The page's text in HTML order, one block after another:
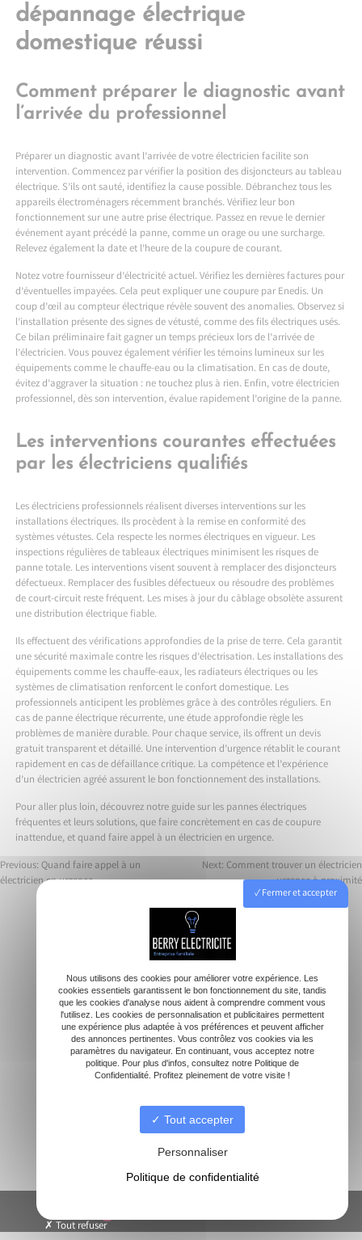
dépannage électrique
domestique réussi
Comment préparer le diagnostic avant
l’arrivée du professionnel
Préparer un diagnostic avant l’arrivée de votre électricien facilite son
intervention. Commencez par vérifier la position des disjoncteurs au tableau
électrique. S’ils ont sauté, identifiez la cause possible. Débranchez tous les
appareils électroménagers récemment branchés. Vérifiez leur bon
fonctionnement sur une autre prise électrique. Passez en revue le dernier
événement ayant précédé la panne, comme un orage ou une surcharge.
Relevez également la date et l’heure de la coupure de courant.
Notez votre fournisseur d’électricité actuel. Vérifiez les dernières factures pour
d’éventuelles impayées. Cela peut expliquer une coupure par Enedis. Un
coup d’œil au compteur électrique révèle souvent des anomalies. Observez si
l’installation présente des signes de vétusté, comme des fils électriques usés.
Ce bilan préliminaire fait gagner un temps précieux lors de l’arrivée de
l’électricien. Vous pouvez également vérifier les témoins lumineux sur les
équipements comme le chauffe-eau ou la climatisation. En cas de doute,
évitez d’aggraver la situation : ne touchez plus à rien. Enfin, votre électricien
professionnel, dès son intervention, évalue rapidement l’origine de la panne.
Les interventions courantes effectuées
par les électriciens qualifiés
Les électriciens professionnels réalisent diverses interventions sur les
installations électriques. Ils procèdent à la remise en conformité des
systèmes vétustes. Cela respecte les normes électriques en vigueur. Les
inspections régulières de tableaux électriques minimisent les risques de
panne totale. Les interventions visent souvent à remplacer des disjoncteurs
défectueux. Remplacer des fusibles défectueux ou résoudre des problèmes
de court-circuit reste fréquent. Les mises à jour du câblage obsolète assurent
une distribution électrique fiable.
Ils effectuent des vérifications approfondies de la prise de terre. Cela garantit
une sécurité maximale contre les risques d’électrisation. Les installations des
équipements comme les chauffe-eaux, les radiateurs électriques ou les
systèmes de climatisation renforcent le confort domestique. Les
professionnels anticipent les problèmes grâce à des contrôles réguliers. En
cas de panne électrique récurrente, une étude approfondie règle les
problèmes de manière durable. Pour chaque service, ils offrent un devis
gratuit transparent et détaillé. Une intervention d’urgence rétablit le courant
rapidement en cas de défaillance critique. La compétence et l’expérience
d’un électricien agréé assurent le bon fonctionnement des installations.
Pour aller plus loin, découvrez notre guide sur les pannes électriques
fréquentes et leurs solutions, que faire concrètementen cas de coupure
inattendue, etquand faire appel à un électricien en urgence.
Navigation
Previous: Quand faire appel à un
électricien en urgence
Next: Comment trouver un électricien
urgence à proximité
Accueil
Electricien
Rénovation électrique
Dépannage
Borne de recharge
Climatisation
Fermer et accepter
Nous utilisons des cookies pour améliorer votre expérience. Les
cookies essentiels garantissent le bon fonctionnement du site, tandis
que les cookies d'analyse nous aident à comprendre comment vous
l'utilisez. Les cookies de personnalisation et publicitaires permettent
une expérience plus adaptée à vos préférences et peuvent afficher
des annonces pertinentes. Vous contrôlez vos cookies via les
paramètres du navigateur. En continuant, vous acceptez notre
politique. Pour plus d'infos, consultez notre Politique de
Confidentialité. Profitez pleinement de votre visite !
Tout accepter
Personnaliser
Politique de confidentialité
Tout refuser